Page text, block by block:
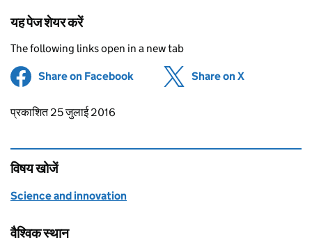
यह पेज शेयर करें
The following links open in a new tab
Share on Facebook (opens in new tab)
Share on X
Updates to this page
प्रकाशित 25 जुलाई 2016
विषय खोजें
Science and innovation
वैश्विक स्थान